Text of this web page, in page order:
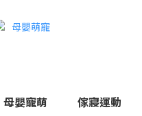
母嬰寵萌 傢寢運動